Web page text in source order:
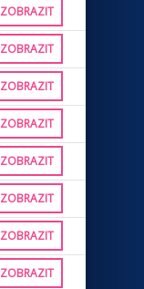
ZOBRAZIT
ZOBRAZIT
ZOBRAZIT
ZOBRAZIT
ZOBRAZIT
ZOBRAZIT
ZOBRAZIT
ZOBRAZIT